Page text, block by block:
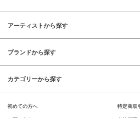
アーティストから探す
ブランドから探す
カテゴリーから探す
初めての方へ
特定商取